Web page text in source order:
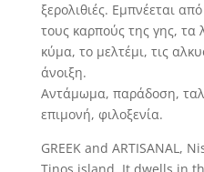
ξερολιθιές. Εμπνέεται
τους καρπούς της γης, τα
κύμα, το μελτέμι, τις
άνοιξη.
Αντάμωμα, παράδοση,
επιμονή, φιλοξενία.
GREEK and ARTISANAL,